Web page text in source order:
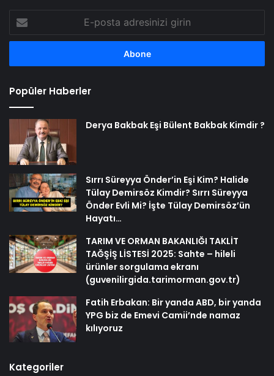
posta
adresinizi
Popüler Haberler
Derya Bakbak Eşi Bülent Bakbak Kimdir ?
Sırrı Süreyya Önder’in Eşi Kim? Halide
Tülay Demirsöz Kimdir? Sırrı Süreyya
Önder Evli Mi? İşte Tülay Demirsöz’ün
Hayatı…
TARIM VE ORMAN BAKANLIĞI TAKLİT
TAĞŞİŞ LİSTESİ 2025: Sahte – hileli
ürünler sorgulama ekranı
(guvenilirgida.tarimorman.gov.tr)
Fatih Erbakan: Bir yanda ABD, bir yanda
YPG biz de Emevi Camii’nde namaz
kılıyoruz
Kategoriler